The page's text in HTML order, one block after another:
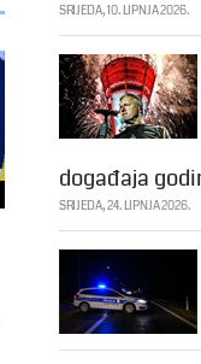
SRIJEDA, 10. LIPNJA 2026.
događaja
SRIJEDA, 24. LIPNJA 2026.